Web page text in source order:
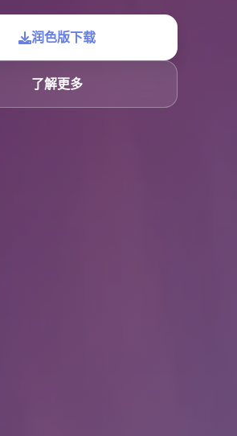
润色版下载
了解更多